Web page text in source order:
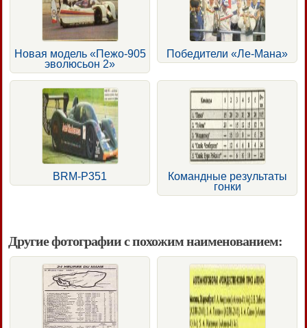
Новая модель «Пежо-905
эволюсьон 2»
Победители «Лe-Мана»
BRM-Р351
Командные результаты
гонки
Другие фотографии с похожим наименованием: